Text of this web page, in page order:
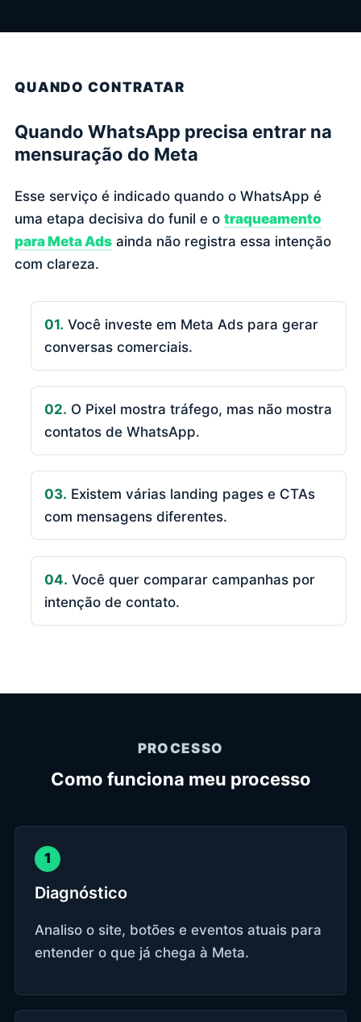
QUANDO CONTRATAR
Quando WhatsApp precisa entrar na
mensuração do Meta
Esse serviço é indicado quando o WhatsApp é
uma etapa decisiva do funil e o traqueamento
para Meta Ads ainda não registra essa intenção
com clareza.
01. Você investe em Meta Ads para gerar
conversas comerciais.
02. O Pixel mostra tráfego, mas não mostra
contatos de WhatsApp.
03. Existem várias landing pages e CTAs
com mensagens diferentes.
04. Você quer comparar campanhas por
intenção de contato.
PROCESSO
Como funciona meu processo
1
Diagnóstico
Analiso o site, botões e eventos atuais para
entender o que já chega à Meta.